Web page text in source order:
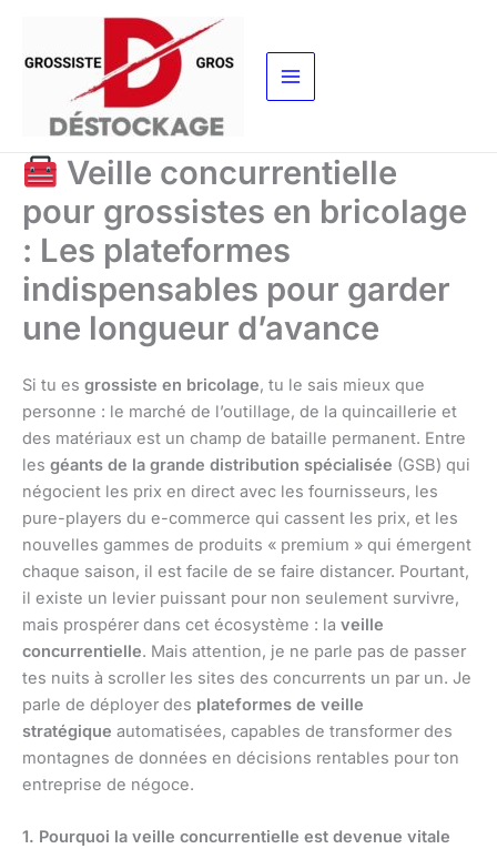
contenu
Veille concurrentielle
pour grossistes en bricolage
: Les plateformes
indispensables pour garder
une longueur d’avance
Si tu es grossiste en bricolage, tu le sais mieux que
personne : le marché de l’outillage, de la quincaillerie et
des matériaux est un champ de bataille permanent. Entre
les géants de la grande distribution spécialisée (GSB) qui
négocient les prix en direct avec les fournisseurs, les
pure-players du e-commerce qui cassent les prix, et les
nouvelles gammes de produits « premium » qui émergent
chaque saison, il est facile de se faire distancer. Pourtant,
il existe un levier puissant pour non seulement survivre,
mais prospérer dans cet écosystème : la veille
concurrentielle. Mais attention, je ne parle pas de passer
tes nuits à scroller les sites des concurrents un par un. Je
parle de déployer des plateformes de veille
stratégique automatisées, capables de transformer des
montagnes de données en décisions rentables pour ton
entreprise de négoce.
1. Pourquoi la veille concurrentielle est devenue vitale